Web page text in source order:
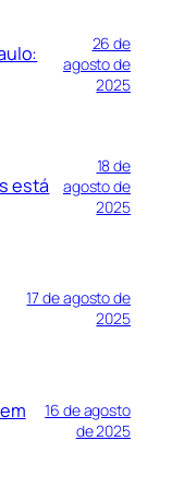
26 de
agosto de
2025
está
18 de
agosto de
2025
17 de agosto de
2025
16 de agosto
de 2025